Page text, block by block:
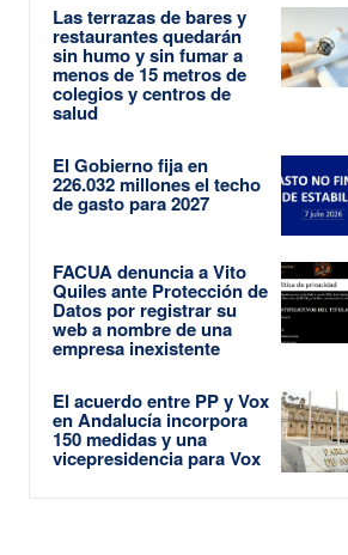
Las terrazas de bares y
restaurantes quedarán
sin humo y sin fumar a
menos de 15 metros de
colegios y centros de
salud
El Gobierno fija en
226.032 millones el techo
de gasto para 2027
FACUA denuncia a Vito
Quiles ante Protección de
Datos por registrar su
web a nombre de una
empresa inexistente
El acuerdo entre PP y Vox
en Andalucía incorpora
150 medidas y una
vicepresidencia para Vox